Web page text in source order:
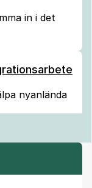
in i det
nyanlända